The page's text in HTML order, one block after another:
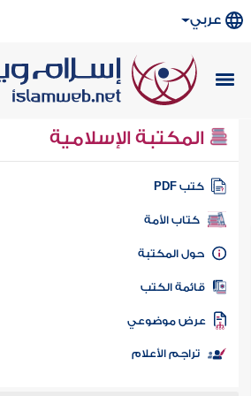
عربي
المكتبة الإسلامية
كتب PDF
كتاب الأمة
المكتبة
الكتب
موضوعي